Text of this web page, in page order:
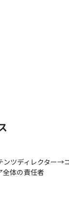
ツディレクター→
全体の責任者